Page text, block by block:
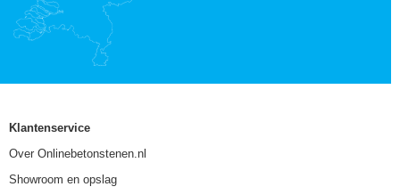
Klantenservice
Over Onlinebetonstenen.nl
Showroom en opslag